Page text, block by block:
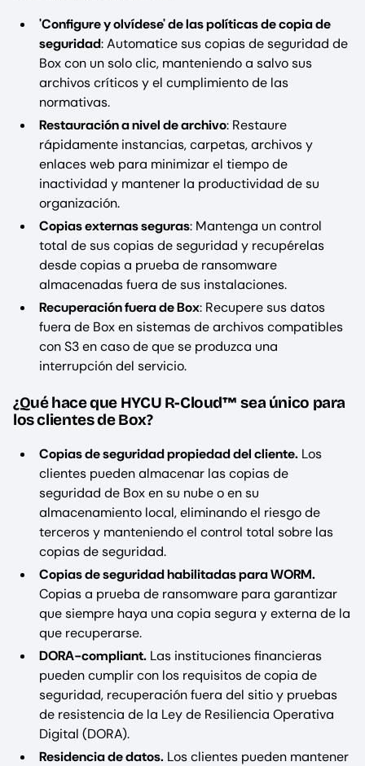
'Configure y olvídese' de las políticas de copia de
seguridad: Automatice sus copias de seguridad de
Box con un solo clic, manteniendo a salvo sus
archivos críticos y el cumplimiento de las
normativas.
Restauración a nivel de archivo: Restaure
rápidamente instancias, carpetas, archivos y
enlaces web para minimizar el tiempo de
inactividad y mantener la productividad de su
organización.
Copias externas seguras: Mantenga un control
total de sus copias de seguridad y recupérelas
desde copias a prueba de ransomware
almacenadas fuera de sus instalaciones.
Recuperación fuera de Box: Recupere sus datos
fuera de Box en sistemas de archivos compatibles
con S3 en caso de que se produzca una
interrupción del servicio.
¿Qué hace que HYCU R-Cloud™ sea único para
los clientes de Box?
Copias de seguridad propiedad del cliente. Los
clientes pueden almacenar las copias de
seguridad de Box en su nube o en su
almacenamiento local, eliminando el riesgo de
terceros y manteniendo el control total sobre las
copias de seguridad.
Copias de seguridad habilitadas para WORM.
Copias a prueba de ransomware para garantizar
que siempre haya una copia segura y externa de la
que recuperarse.
DORA-compliant. Las instituciones financieras
pueden cumplir con los requisitos de copia de
seguridad, recuperación fuera del sitio y pruebas
de resistencia de la Ley de Resiliencia Operativa
Digital (DORA).
Residencia de datos. Los clientes pueden mantener